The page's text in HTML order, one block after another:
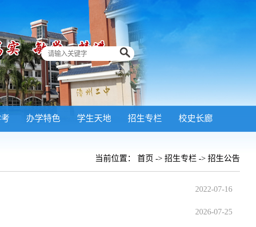
办学特色 学生天地 招生专栏 校史长廊
当前位置： 首页 -> 招生专栏 -> 招生公告
2022-07-16
2026-07-25